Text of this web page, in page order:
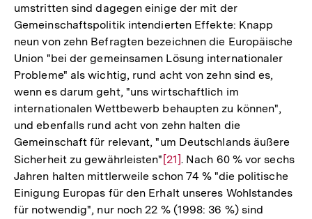
umstritten sind dagegen einige der mit der
Gemeinschaftspolitik intendierten Effekte: Knapp
neun von zehn Befragten bezeichnen die Europäische
Union "bei der gemeinsamen Lösung internationaler
Probleme" als wichtig, rund acht von zehn sind es,
wenn es darum geht, "uns wirtschaftlich im
internationalen Wettbewerb behaupten zu können",
und ebenfalls rund acht von zehn halten die
Gemeinschaft für relevant, "um Deutschlands äußere
Sicherheit zu gewährleisten" Zur
Auflösung
der
Fußnote
[21]. Nach 60 % vor sechs
Jahren halten mittlerweile schon 74 % "die politische
Einigung Europas für den Erhalt unseres Wohlstandes
für notwendig", nur noch 22 % (1998: 36 %) sind